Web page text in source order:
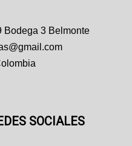
Bodega 3 Belmonte
SOCIALES